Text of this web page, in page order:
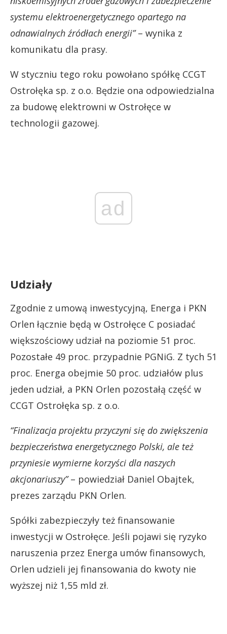
systemu elektroenergetycznego opartego na
odnawialnych źródłach energii”– wynika z
komunikatu dla prasy.
W styczniu tego roku powołano spółkę CCGT
Ostrołęka sp. z o.o. Będzie ona odpowiedzialna
za budowę elektrowni w Ostrołęce w
technologii gazowej.
ad
Udziały
Zgodnie z umową inwestycyjną, Energa i PKN
Orlen łącznie będą w Ostrołęce C posiadać
większościowy udział na poziomie 51 proc.
Pozostałe 49 proc. przypadnie PGNiG. Z tych 51
proc. Energa obejmie 50 proc. udziałów plus
jeden udział, a PKN Orlen pozostałą część w
CCGT Ostrołęka sp. z o.o.
“Finalizacja projektu przyczyni się do zwiększenia
bezpieczeństwa energetycznego Polski, ale też
przyniesie wymierne korzyści dla naszych
akcjonariuszy”– powiedział Daniel Obajtek,
prezes zarządu PKN Orlen.
Spółki zabezpieczyły też finansowanie
inwestycji w Ostrołęce. Jeśli pojawi się ryzyko
naruszenia przez Energa umów finansowych,
Orlen udzieli jej finansowania do kwoty nie
wyższej niż 1,55 mld zł.